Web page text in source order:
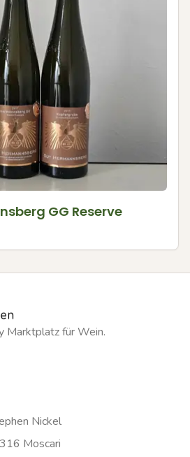
GG Reserve
Marktplatz für Wein.
Nickel
Moscari